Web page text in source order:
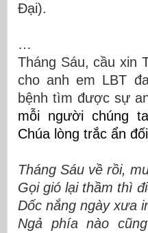
Đại).
…
Tháng Sáu, cầuxin
cho anh em LBT
bệnh tìm được sự
mỗi người chúng
Chúa lòng trắc ẩn
Tháng Sáu về rồi,
Gọi gió lại thầm
Dốc nắng ngày
Ngả phía nào